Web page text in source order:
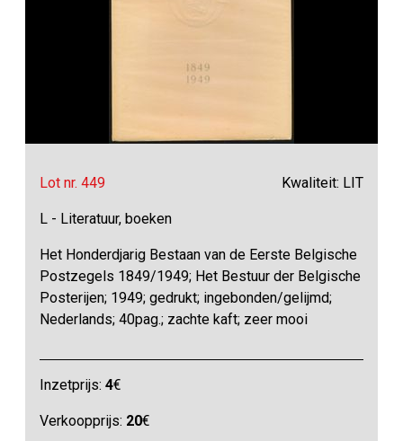
Lot nr. 449 Kwaliteit: LIT
L - Literatuur, boeken
Het Honderdjarig Bestaan van de Eerste Belgische
Postzegels 1849/1949; Het Bestuur der Belgische
Posterijen; 1949; gedrukt; ingebonden/gelijmd;
Nederlands; 40pag.; zachte kaft; zeer mooi
Inzetprijs:4€
Verkoopprijs: 20€